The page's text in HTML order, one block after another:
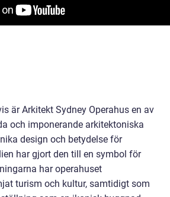
är Arkitekt Sydney Operahus en av
och imponerande arkitektoniska
design och betydelse för
har gjort den till en symbol för
har operahuset
turism och kultur, samtidigt som